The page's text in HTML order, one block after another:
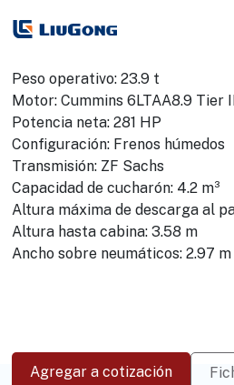
Peso operativo: 23.9 t
Motor: Cummins 6LTAA8.9 Tier
Potencia neta: 281 HP
Configuración: Frenos húmedos
Transmisión: ZF Sachs
Capacidad de cucharón: 4.2 m³
Altura máxima de descarga al
Altura hasta cabina: 3.58 m
Ancho sobre neumáticos: 2.97 m
Agregar a cotización